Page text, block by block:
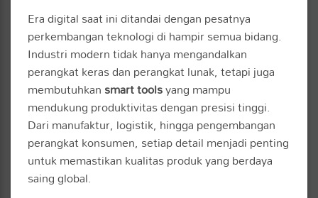
Era digital saat ini ditandai dengan pesatnya
perkembangan teknologi di hampir semua bidang.
Industri modern tidak hanya mengandalkan
perangkat keras dan perangkat lunak, tetapi juga
membutuhkansmart toolsyang mampu
mendukung produktivitas dengan presisi tinggi.
Dari manufaktur, logistik, hingga pengembangan
perangkat konsumen, setiap detail menjadi penting
untuk memastikan kualitas produk yang berdaya
saing global.